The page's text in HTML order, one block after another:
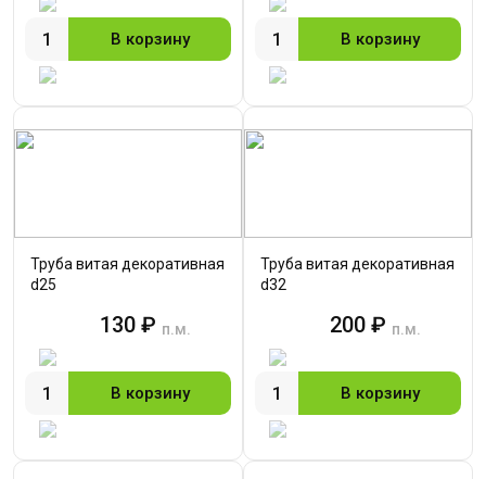
В корзину В корзину
Труба витая декоративная
d25
130 ₽ п.м.
В корзину
Труба витая декоративная
d32
200 ₽ п.м.
В корзину